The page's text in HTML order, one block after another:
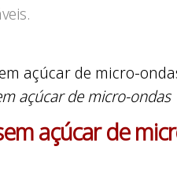
açúcar de micro-ondas
açúcar de